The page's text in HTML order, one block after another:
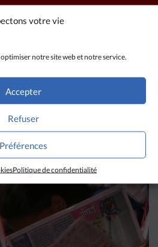
votre vie
notre site web et notre service.
Accepter
Refuser
Préférences
Politique de confidentialité
AUSSI